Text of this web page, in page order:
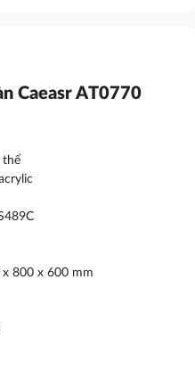
Caeasr AT0770
thể
800 x 600 mm